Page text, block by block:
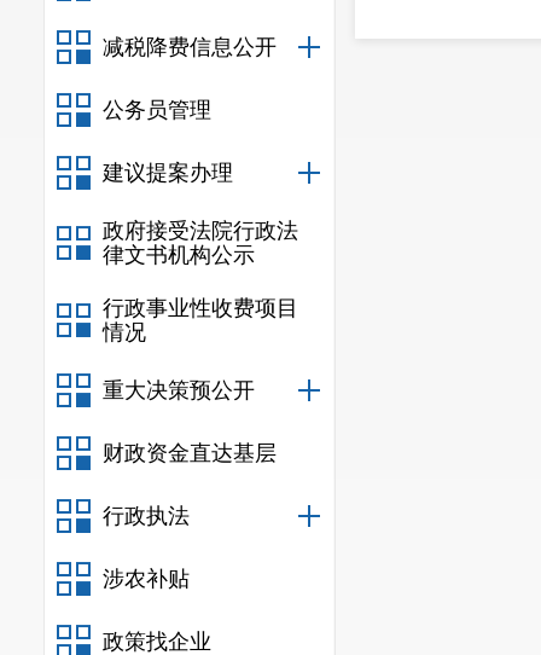
减税降费信息公开
公务员管理
建议提案办理
政府接受法院行政法
律文书机构公示
行政事业性收费项目
情况
重大决策预公开
财政资金直达基层
行政执法
涉农补贴
政策找企业